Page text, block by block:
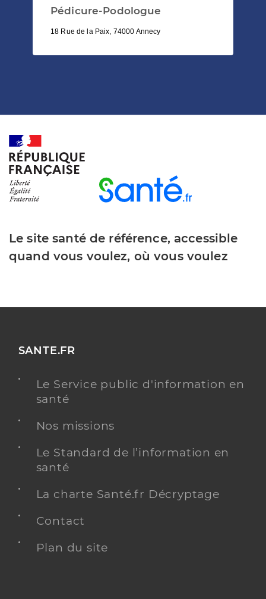
Pédicure-Podologue
18 Rue de la Paix, 74000 Annecy
Le site santé de référence, accessible
quand vous voulez, où vous voulez
SANTE.FR
Le Service public d'information en
santé
Nos missions
Le Standard de l’information en
santé
La charte Santé.fr Décryptage
Contact
Plan du site